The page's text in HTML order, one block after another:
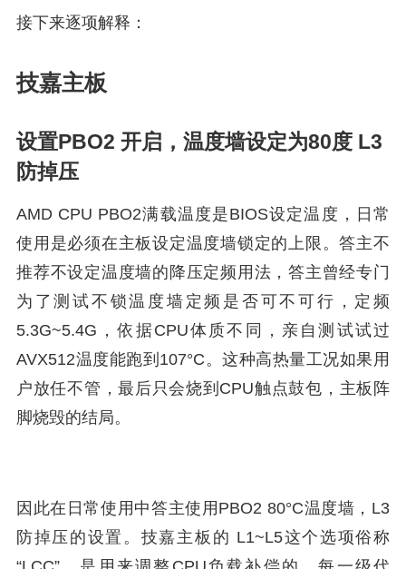
接下来逐项解释：
技嘉主板
设置PBO2 开启，温度墙设定为80度 L3
防掉压
AMD CPU PBO2满载温度是BIOS设定温度，日常
使用是必须在主板设定温度墙锁定的上限。答主不
推荐不设定温度墙的降压定频用法，答主曾经专门
为了测试不锁温度墙定频是否可不可行，定频
5.3G~5.4G，依据CPU体质不同，亲自测试试过
AVX512温度能跑到107°C。这种高热量工况如果用
户放任不管，最后只会烧到CPU触点鼓包，主板阵
脚烧毁的结局。
因此在日常使用中答主使用PBO2 80°C温度墙，L3
防掉压的设置。技嘉主板的 L1~L5这个选项俗称